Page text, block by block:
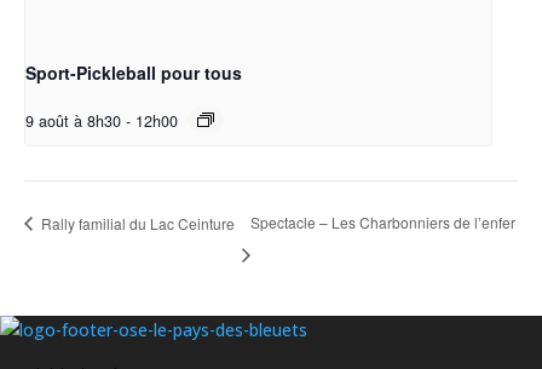
Sport-Pickleball pour tous
9 août à 8h30 - 12h00
Rally familial du Lac Ceinture Spectacle – Les Charbonniers de l’enfer